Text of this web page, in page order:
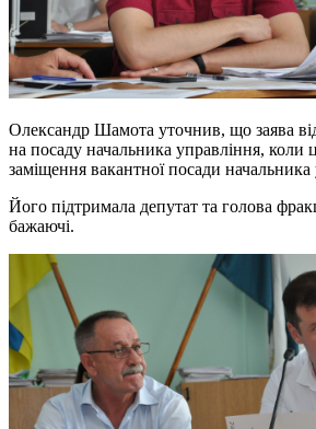
Олександр Шамота уточнив, що заява
на посаду начальника управління,
заміщення вакантної посади начальника
Його підтримала депутат та голова
бажаючі.